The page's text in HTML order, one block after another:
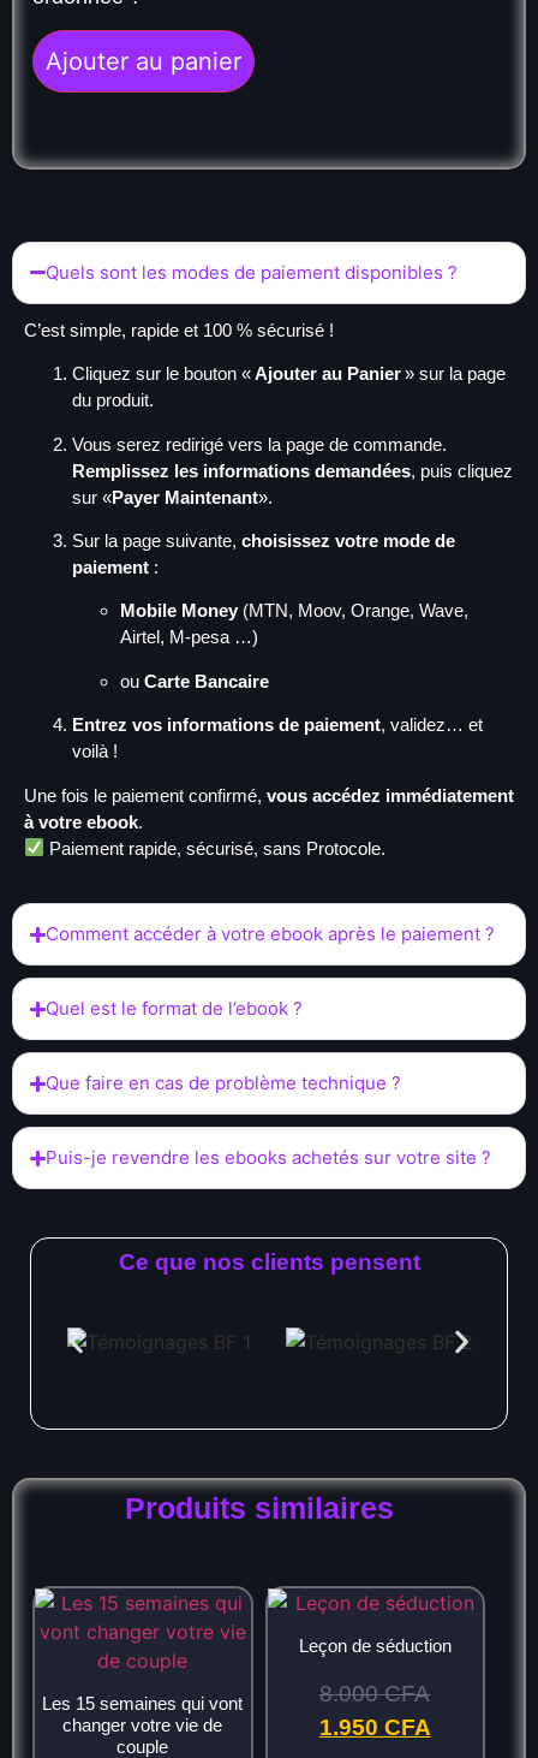
Ajouter au panier
Quels sont les modes de paiement disponibles ?
C’est simple, rapide et 100 % sécurisé !
Cliquez sur le bouton «Ajouter au Panier» sur la page
du produit.
Vous serez redirigé vers la page de commande.
Remplissez les informations demandées, puis cliquez
sur «Payer Maintenant».
Sur la page suivante, choisissez votre mode de
paiement :
Mobile Money (MTN, Moov, Orange, Wave,
Airtel, M-pesa …)
ou Carte Bancaire
Entrez vos informations de paiement, validez… et
voilà !
Une fois le paiement confirmé, vous accédez immédiatement
à votre ebook.
Paiement rapide, sécurisé, sans Protocole.
Comment accéder à votre ebook après le paiement ?
Quel est le format de l’ebook ?
Que faire en cas de problème technique ?
Puis-je revendre les ebooks achetés sur votre site ?
Ce que nos clients pensent
Produits similaires
Les 15 semaines qui vont
changer votre vie de
couple
Leçon de séduction
8.000CFA
1.950 CFA